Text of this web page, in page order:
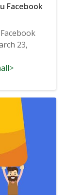
Facebook
23,